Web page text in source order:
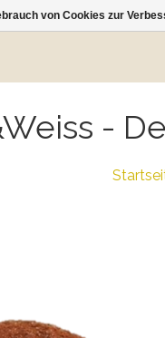
-
von Cookies zur